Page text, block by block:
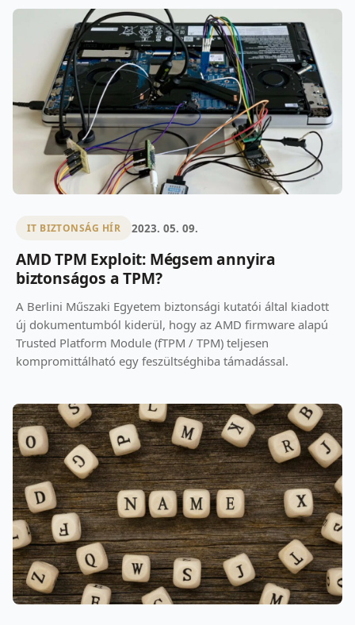
IT BIZTONSÁG HÍR 2023. 05. 09.
AMD TPM Exploit: Mégsem annyira
biztonságos a TPM?
A Berlini Műszaki Egyetem biztonsági kutatói által kiadott
új dokumentumból kiderül, hogy az AMD firmware alapú
Trusted Platform Module (fTPM / TPM) teljesen
kompromittálható egy feszültséghiba támadással.